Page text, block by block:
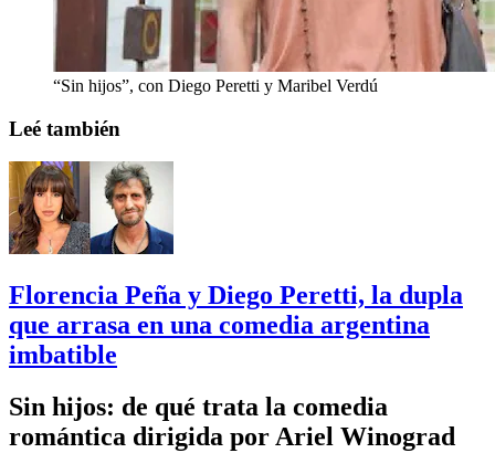
“Sin hijos”, con Diego Peretti y Maribel Verdú
Leé también
Florencia Peña y Diego Peretti, la dupla
que arrasa en una comedia argentina
imbatible
Sin hijos: de qué trata la comedia
romántica dirigida por Ariel Winograd